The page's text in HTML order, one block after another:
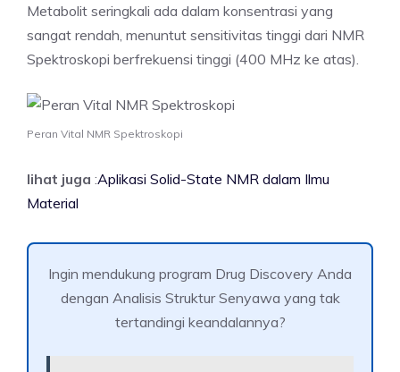
Metabolit seringkali ada dalam konsentrasi yang
sangat rendah, menuntut sensitivitas tinggi dari NMR
Spektroskopi berfrekuensi tinggi (400 MHz ke atas).
Peran Vital NMR Spektroskopi
lihat juga :Aplikasi Solid-State NMR dalam Ilmu
Material
Ingin mendukung program Drug Discovery Anda
dengan Analisis Struktur Senyawa yang tak
tertandingi keandalannya?